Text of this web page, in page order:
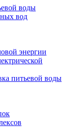
воды
вод
энергии
питьевой воды